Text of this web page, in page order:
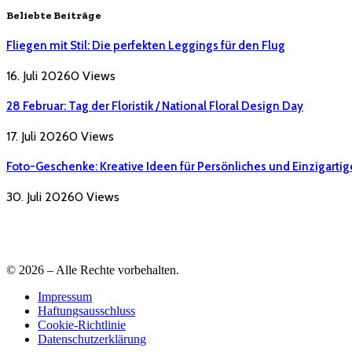
Beliebte Beiträge
Fliegen mit Stil: Die perfekten Leggings für den Flug
16. Juli 20260 Views
28 Februar: Tag der Floristik / National Floral Design Day
17. Juli 20260 Views
Foto-Geschenke: Kreative Ideen für Persönliches und
30. Juli 20260 Views
© 2026 – Alle Rechte vorbehalten.
Impressum
Haftungsausschluss
Cookie-Richtlinie
Datenschutzerklärung